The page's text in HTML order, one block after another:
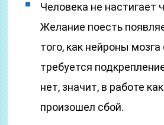
Человека не настигает
Желание поесть
того, как нейроны
требуется
нет, значит, в работе
произошел сбой.